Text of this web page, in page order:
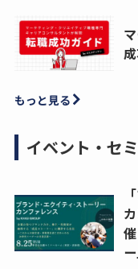
もっと見る
イベント・セ